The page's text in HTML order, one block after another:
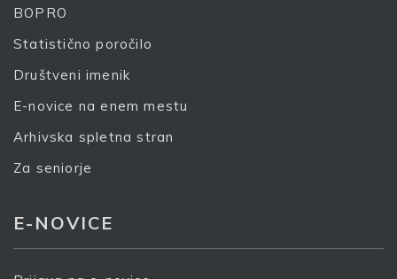
BOPRO
Statistično poročilo
Društveni imenik
E-novice na enem mestu
Arhivska spletna stran
Za seniorje
E-NOVICE